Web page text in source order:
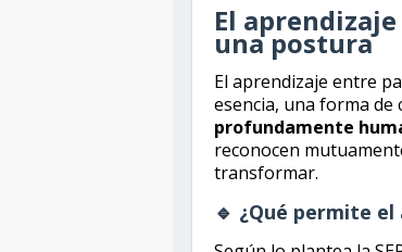
El
una postura
El aprendizaje entre
esencia, una forma de
profundamente
reconocen
transformar.
🔹 ¿Qué permite